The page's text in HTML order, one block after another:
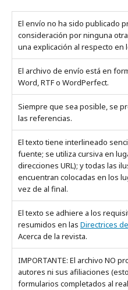
El envío no ha sido publicado
consideración por ninguna
una explicación al respecto en
El archivo de envío está en
Word, RTF o WordPerfect.
Siempre que sea posible, se
las referencias.
El texto tiene interlineado
fuente; se utiliza cursiva en
direcciones URL); y todas las
encuentran colocadas en los
vez de al final.
El texto se adhiere a los
resumidos en las Directrices
Acerca de la revista.
IMPORTANTE: El archivo NO
autores ni sus afiliaciones
formularios completados al